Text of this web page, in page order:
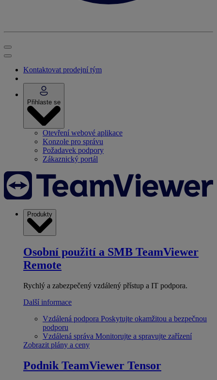
Kontaktovat prodejní tým
Přihlaste se
Otevření webové aplikace
Konzole pro správu
Požadavek podpory
Zákaznický portál
Produkty
Osobní použití a SMB TeamViewer
Remote
Rychlý a zabezpečený vzdálený přístup a IT podpora.
Další informace
Vzdálená podpora Poskytujte okamžitou a bezpečnou
podporu
Vzdálená správa Monitorujte a spravujte zařízení
Zobrazit plány a ceny
Podnik TeamViewer Tensor